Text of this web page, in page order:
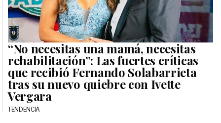
“No necesitas una mamá, necesitas
rehabilitación”: Las fuertes críticas
que recibió Fernando Solabarrieta
tras su nuevo quiebre con Ivette
Vergara
TENDENCIA